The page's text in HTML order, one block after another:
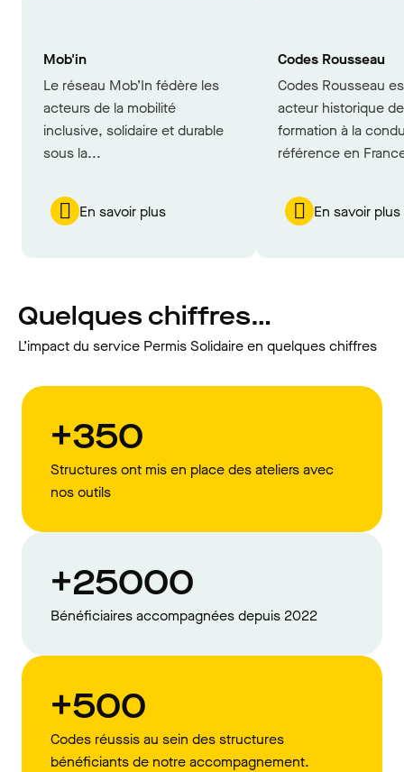
Mob'in
Le réseau Mob’In fédère les
acteurs de la mobilité
inclusive, solidaire et durable
sous la...
En savoir plus
Codes Rousseau
Codes Rousseau
acteur historique
formation à la
référence en
En savoir plus
Quelques chiffres…
L’impact du service Permis Solidaire en quelques chiffres
+350
Structures ont mis en place des ateliers avec
nos outils
+25000
Bénéficiaires accompagnées depuis 2022
+500
Codes réussis au sein des structures
bénéficiants de notre accompagnement.